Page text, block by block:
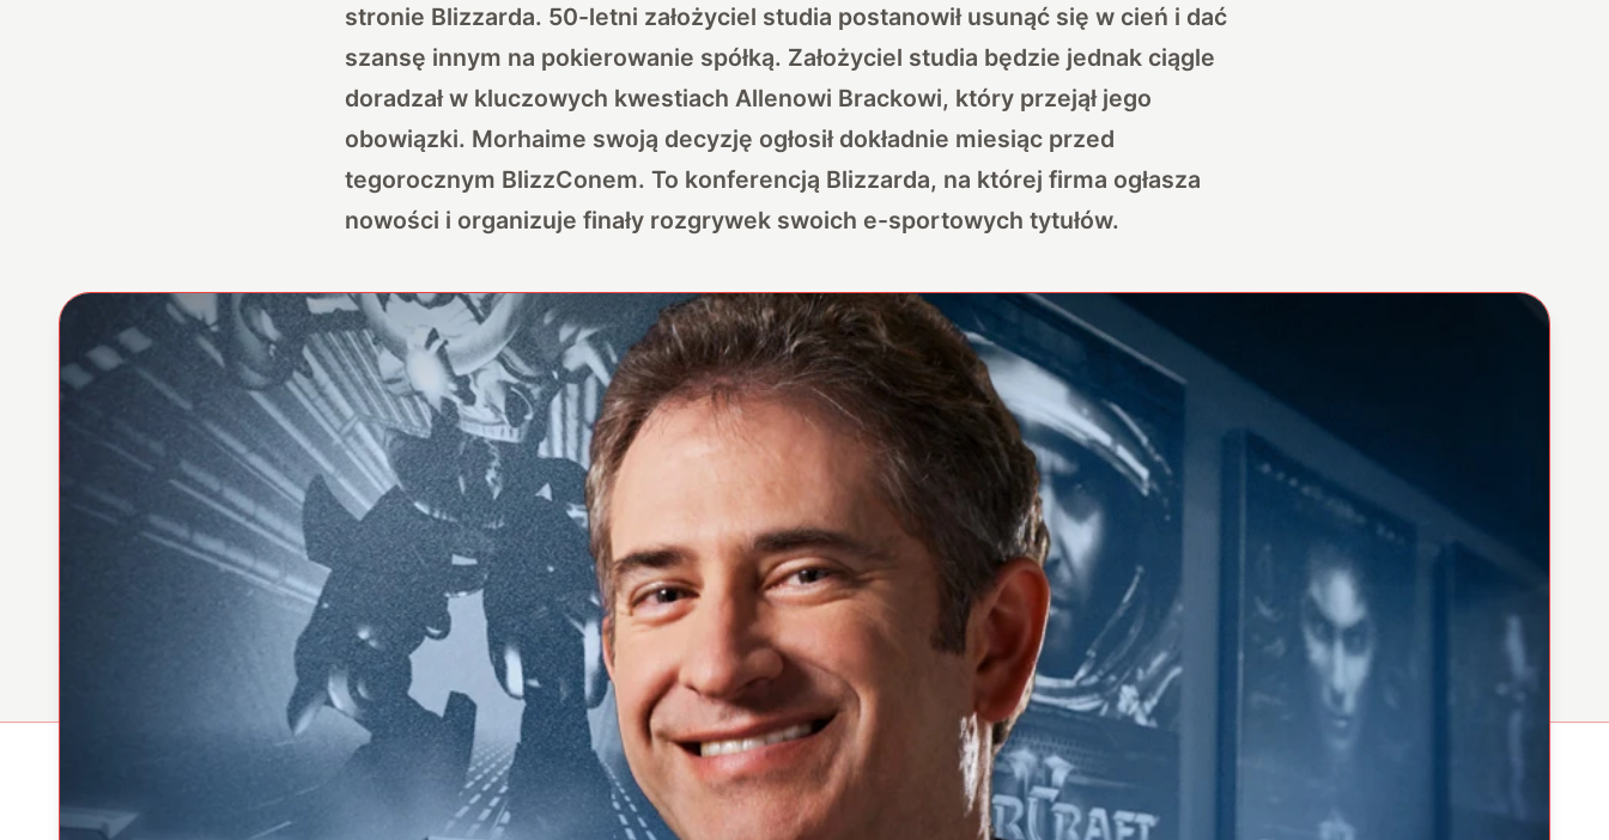
stronie Blizzarda. 50-letni założyciel studia postanowił usunąć się w cień i dać
szansę innym na pokierowanie spółką. Założyciel studia będzie jednak ciągle
doradzał w kluczowych kwestiach Allenowi Brackowi, który przejął jego
obowiązki. Morhaime swoją decyzję ogłosił dokładnie miesiąc przed
tegorocznym BlizzConem. To konferencją Blizzarda, na której firma ogłasza
nowości i organizuje finały rozgrywek swoich e-sportowych tytułów.